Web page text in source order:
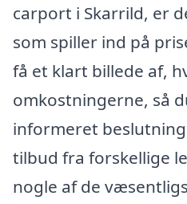
carport i Skarrild, er
som spiller ind på
få et klart billede af,
omkostningerne, så
informeret
tilbud fra forskellige
nogle af de